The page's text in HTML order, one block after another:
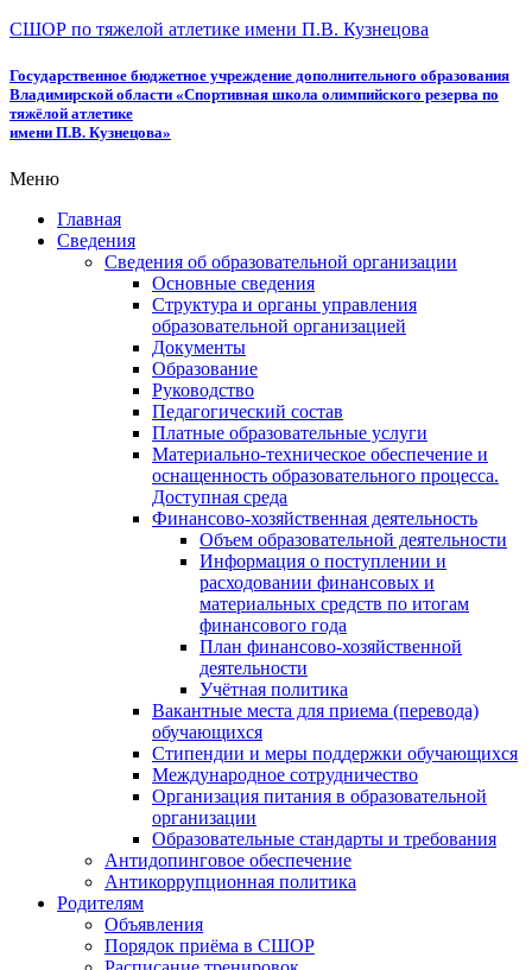
СШОР по тяжелой атлетике имени П.В. Кузнецова
Государственное бюджетное учреждение дополнительного образования
Владимирской области «Спортивная школа олимпийского резерва по
тяжёлой атлетике
имени П.В. Кузнецова»
Меню
Главная
Сведения
Сведения об образовательной организации
Основные сведения
Структура и органы управления
образовательной организацией
Документы
Образование
Руководство
Педагогический состав
Платные образовательные услуги
Материально-техническое обеспечение и
оснащенность образовательного процесса.
Доступная среда
Финансово-хозяйственная деятельность
Объем образовательной деятельности
Информация о поступлении и
расходовании финансовых и
материальных средств по итогам
финансового года
План финансово-хозяйственной
деятельности
Учётная политика
Вакантные места для приема (перевода)
обучающихся
Стипендии и меры поддержки обучающихся
Международное сотрудничество
Организация питания в образовательной
организации
Образовательные стандарты и требования
Антидопинговое обеспечение
Антикоррупционная политика
Родителям
Объявления
Порядок приёма в СШОР